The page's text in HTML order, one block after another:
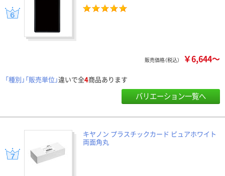
販売価格（税込） ￥6,644～
「種別」「販売単位」違いで全4商品あります
バリエーション一覧へ
キヤノン プラスチックカード ピュアホワイト
両面角丸